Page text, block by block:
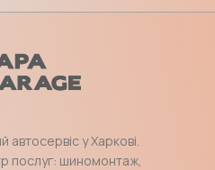
автосервіс у Харкові.
послуг: шиномонтаж,